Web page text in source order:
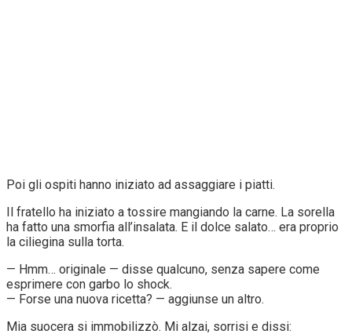
Poi gli ospiti hanno iniziato ad assaggiare i piatti.
Il fratello ha iniziato a tossire mangiando la carne. La sorella
ha fatto una smorfia all’insalata. E il dolce salato… era proprio
la ciliegina sulla torta.
— Hmm… originale — disse qualcuno, senza sapere come
esprimere con garbo lo shock.
— Forse una nuova ricetta? — aggiunse un altro.
Mia suocera si immobilizzò. Mi alzai, sorrisi e dissi: